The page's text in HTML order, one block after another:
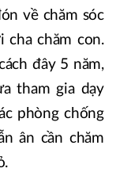
về chăm sóc
chăm con.
đây 5 năm,
tham gia dạy
phòng chống
ân cần chăm